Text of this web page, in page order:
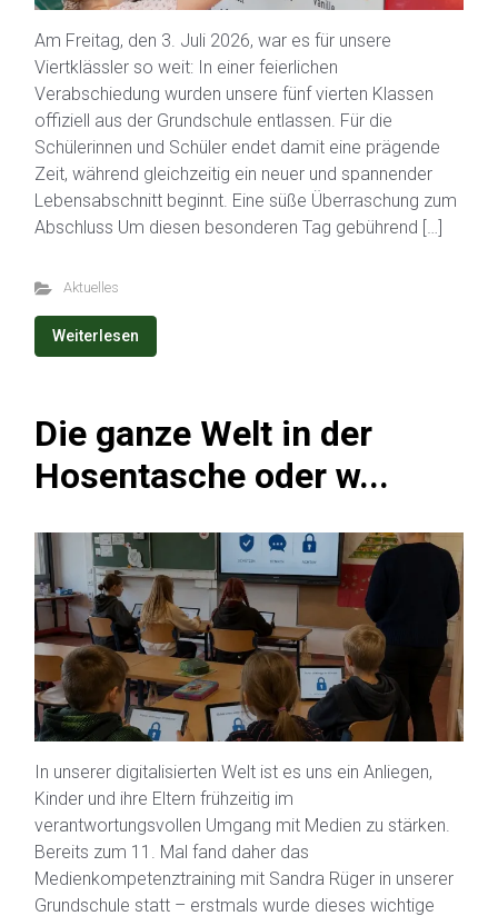
Am Freitag, den 3. Juli 2026, war es für unsere
Viertklässler so weit: In einer feierlichen
Verabschiedung wurden unsere fünf vierten Klassen
offiziell aus der Grundschule entlassen. Für die
Schülerinnen und Schüler endet damit eine prägende
Zeit, während gleichzeitig ein neuer und spannender
Lebensabschnitt beginnt. Eine süße Überraschung zum
Abschluss Um diesen besonderen Tag gebührend […]
Aktuelles
Weiterlesen
Die ganze Welt in der
Hosentasche oder w...
In unserer digitalisierten Welt ist es uns ein Anliegen,
Kinder und ihre Eltern frühzeitig im
verantwortungsvollen Umgang mit Medien zu stärken.
Bereits zum 11. Mal fand daher das
Medienkompetenztraining mit Sandra Rüger in unserer
Grundschule statt – erstmals wurde dieses wichtige